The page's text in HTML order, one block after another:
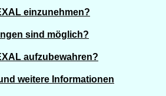
einzunehmen?
sind möglich?
aufzubewahren?
weitere Informationen